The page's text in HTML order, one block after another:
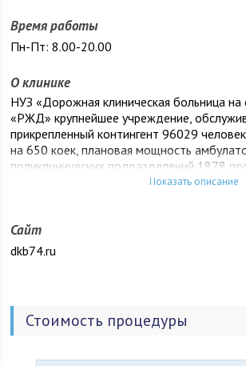
Время работы
Пн-Пт: 8.00-20.00
О клинике
НУЗ «Дорожная клиническая больница на
«РЖД» крупнейшее учреждение,
прикрепленный контингент 96029
на 650 коек, плановая мощность
поликлинических подразделений 1878
здравпунктов – 8, медицинских пунктов
Показать описание
Сайт
dkb74.ru
Стоимость процедуры